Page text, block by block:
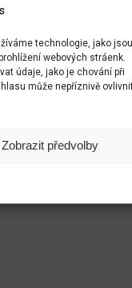
technologie, jako jsou
webových stráenk.
údaje, jako je chování při
může nepříznivě
Zobrazit předvolby